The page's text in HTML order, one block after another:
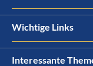
Wichtige Links
Interessante